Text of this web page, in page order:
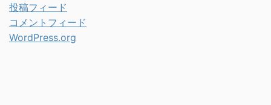
投稿フィード
コメントフィード
WordPress.org